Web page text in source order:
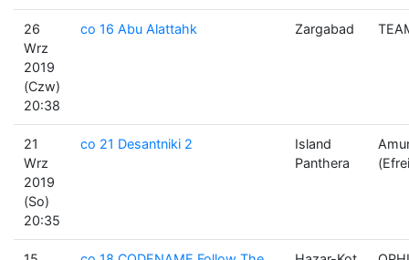
26
Wrz
2019
(Czw)
20:38
co 16 Abu Alattahk Zargabad
21
Wrz
2019
(So)
20:35
co 21 Desantniki 2
Island
Panthera